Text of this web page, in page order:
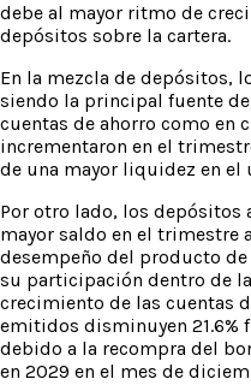
debe al mayor ritmo de
depósitos sobre la cartera.
En la mezcla de depósitos,
siendo la principal fuente
cuentas de ahorro como en
incrementaron en el
de una mayor liquidez en
Por otro lado, los depósitos
mayor saldo en el
desempeño del producto
su participación dentro de
crecimiento de las cuentas
emitidos disminuyen 21.6%
debido a la recompra del
en 2029 en el mes de